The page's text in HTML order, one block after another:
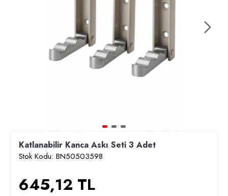
Katlanabilir Kanca Askı Seti 3 Adet
Stok Kodu: BN50503598
645,12 TL